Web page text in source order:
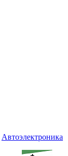
Автоэлектроника